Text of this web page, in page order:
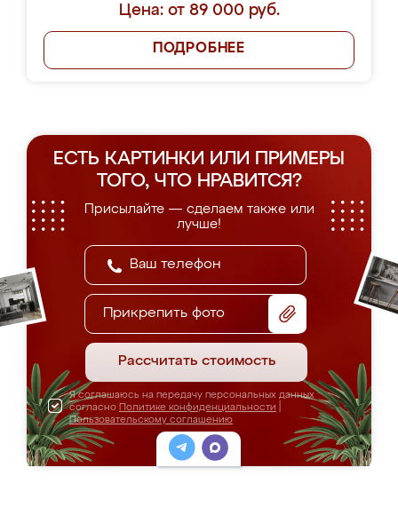
Цена: от 89 000 руб.
ПОДРОБНЕЕ
ЕСТЬ КАРТИНКИ ИЛИ ПРИМЕРЫ
ТОГО, ЧТО НРАВИТСЯ?
Присылайте — сделаем также или
лучше!
Прикрепить фото
Рассчитать стоимость
Я соглашаюсь на передачу персональных данных
согласно Политике конфиденциальности
Пользовательскому соглашению